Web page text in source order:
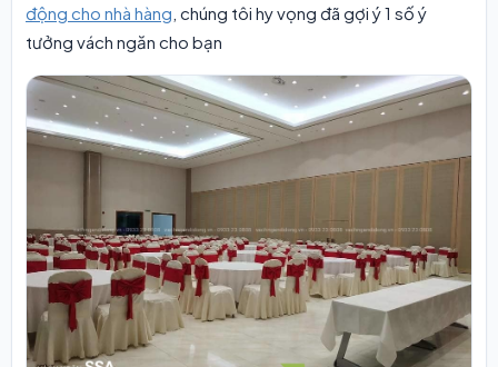
động cho nhà hàng , chúng tôi hy vọng đã gợi ý 1 số ý
tưởng vách ngăn cho bạn